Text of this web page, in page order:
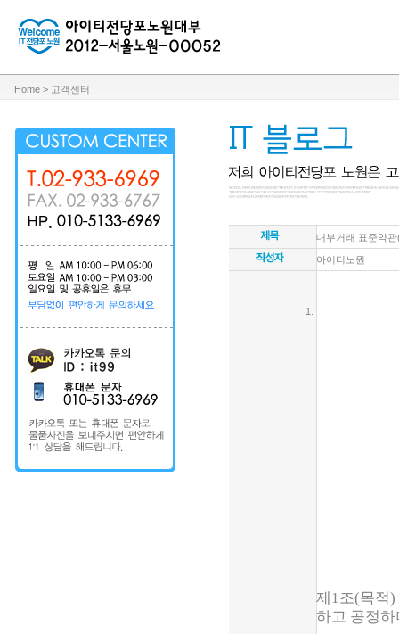
Home > 고객센터
대부거래 표준약
아이티노원
제1조(목적
하고 공정